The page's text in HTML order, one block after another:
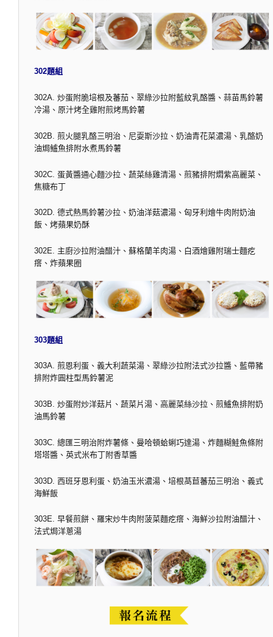
302題組
302A. 炒蛋附脆培根及蕃茄、翠綠沙拉附藍紋乳酪醬、蒜苗馬鈴薯
冷湯、原汁烤全雞附煎烤馬鈴薯
302B. 煎火腿乳酪三明治、尼耍斯沙拉、奶油青花菜濃湯、乳酪奶
油焗鱸魚排附水煮馬鈴薯
302C. 蛋黃醬通心麵沙拉、蔬菜絲雞清湯、煎豬排附燜紫高麗菜、
焦糖布丁
302D. 德式熱馬鈴薯沙拉、奶油洋菇濃湯、匈牙利燴牛肉附奶油
飯、烤蘋果奶酥
302E. 主廚沙拉附油醋汁、蘇格蘭羊肉湯、白酒燴雞附瑞士麵疙
瘩、炸蘋果圈
303題組
303A. 煎恩利蛋、義大利蔬菜湯、翠綠沙拉附法式沙拉醬、藍帶豬
排附炸圓柱型馬鈴薯泥
303B. 炒蛋附炒洋菇片、蔬菜片湯、高麗菜絲沙拉、煎鱸魚排附奶
油馬鈴薯
303C. 總匯三明治附炸薯條、曼哈頓蛤蜊巧達湯、炸麵糊鮭魚條附
塔塔醬、英式米布丁附香草醬
303D. 西班牙恩利蛋、奶油玉米濃湯、培根萵苣蕃茄三明治、義式
海鮮飯
303E. 早餐煎餅、羅宋炒牛肉附菠菜麵疙瘩、海鮮沙拉附油醋汁、
法式焗洋蔥湯